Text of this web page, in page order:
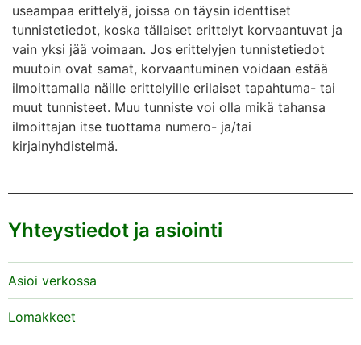
useampaa erittelyä, joissa on täysin identtiset
tunnistetiedot, koska tällaiset erittelyt korvaantuvat ja
vain yksi jää voimaan. Jos erittelyjen tunnistetiedot
muutoin ovat samat, korvaantuminen voidaan estää
ilmoittamalla näille erittelyille erilaiset tapahtuma- tai
muut tunnisteet. Muu tunniste voi olla mikä tahansa
ilmoittajan itse tuottama numero- ja/tai
kirjainyhdistelmä.
Yhteystiedot ja asiointi
Asioi verkossa
Lomakkeet